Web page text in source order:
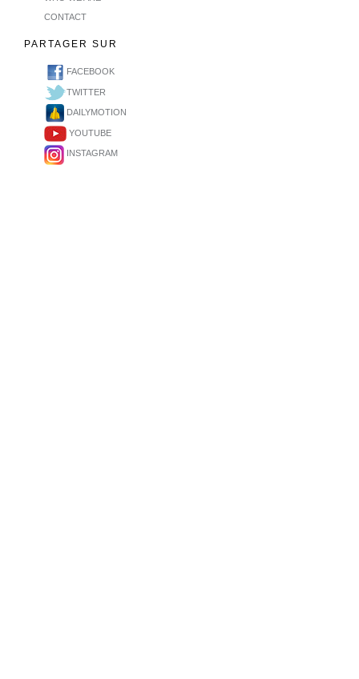
CONTACT
PARTAGER SUR
FACEBOOK
TWITTER
DAILYMOTION
YOUTUBE
INSTAGRAM